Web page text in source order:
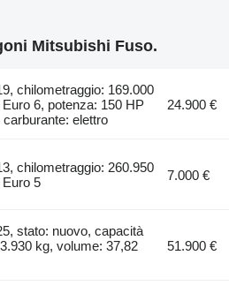
Mitsubishi Fuso.
chilometraggio: 169.000
6, potenza: 150 HP
carburante: elettro
24.900 €
chilometraggio: 260.950
5
7.000 €
stato: nuovo, capacità
kg, volume: 37,82
51.900 €